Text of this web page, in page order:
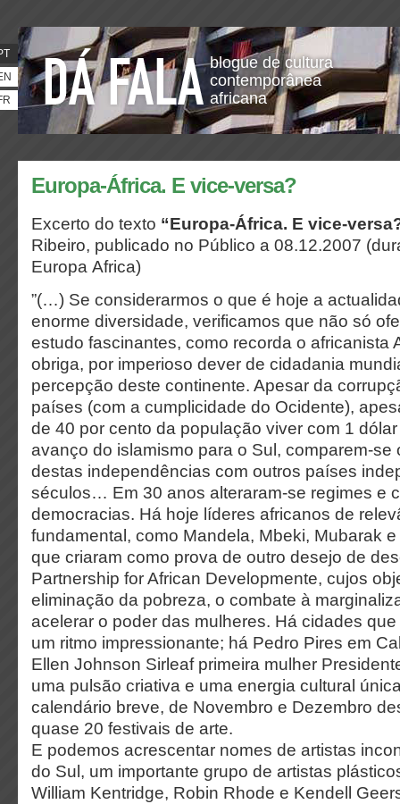
blogue de cultura
contemporânea
africana
Europa-África. E vice-versa?
Excerto do texto “Europa-África. E vice-
Ribeiro, publicado no Público a 08.12.2007
Europa Africa)
”(…) Se considerarmos o que é hoje a
enorme diversidade, verificamos que não só
estudo fascinantes, como recorda o africanista
obriga, por imperioso dever de cidadania
percepção deste continente. Apesar da
países (com a cumplicidade do Ocidente),
de 40 por cento da população viver com 1
avanço do islamismo para o Sul, comparem-se
destas independências com outros países
séculos… Em 30 anos alteraram-se regimes e
democracias. Há hoje líderes africanos de
fundamental, como Mandela, Mbeki, Mubarak
que criaram como prova de outro desejo de
Partnership for African Developmente, cujos
eliminação da pobreza, o combate à
acelerar o poder das mulheres. Há cidades
um ritmo impressionante; há Pedro Pires em
Ellen Johnson Sirleaf primeira mulher
uma pulsão criativa e uma energia cultural
calendário breve, de Novembro e Dezembro
quase 20 festivais de arte.
E podemos acrescentar nomes de artistas
do Sul, um importante grupo de artistas
William Kentridge, Robin Rhode e Kendell